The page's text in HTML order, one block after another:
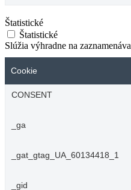
Štatistické
Štatistické
Slúžia výhradne na
Cookie
CONSENT
_ga
_gat_gtag_UA_60134418_1
_gid